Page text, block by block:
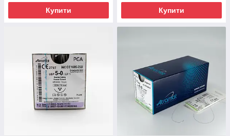
Купити Купити